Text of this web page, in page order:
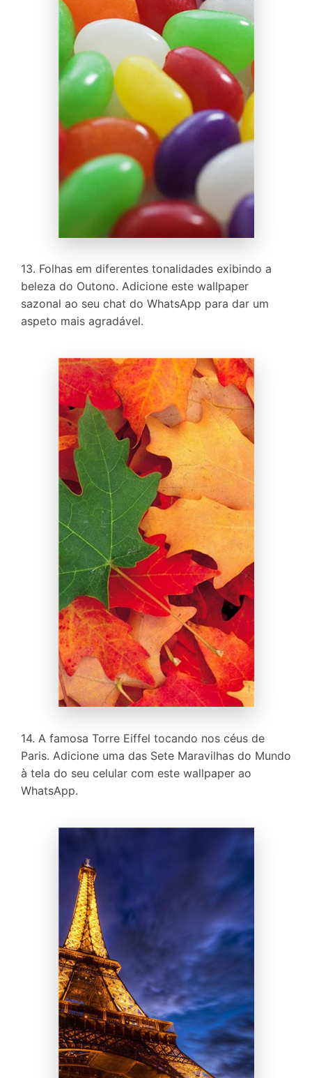
13. Folhas em diferentes tonalidades exibindo a
beleza do Outono. Adicione este wallpaper
sazonal ao seu chat do WhatsApp para dar um
aspeto mais agradável.
14. A famosa Torre Eiffel tocando nos céus de
Paris. Adicione uma das Sete Maravilhas do Mundo
à tela do seu celular com este wallpaper ao
WhatsApp.